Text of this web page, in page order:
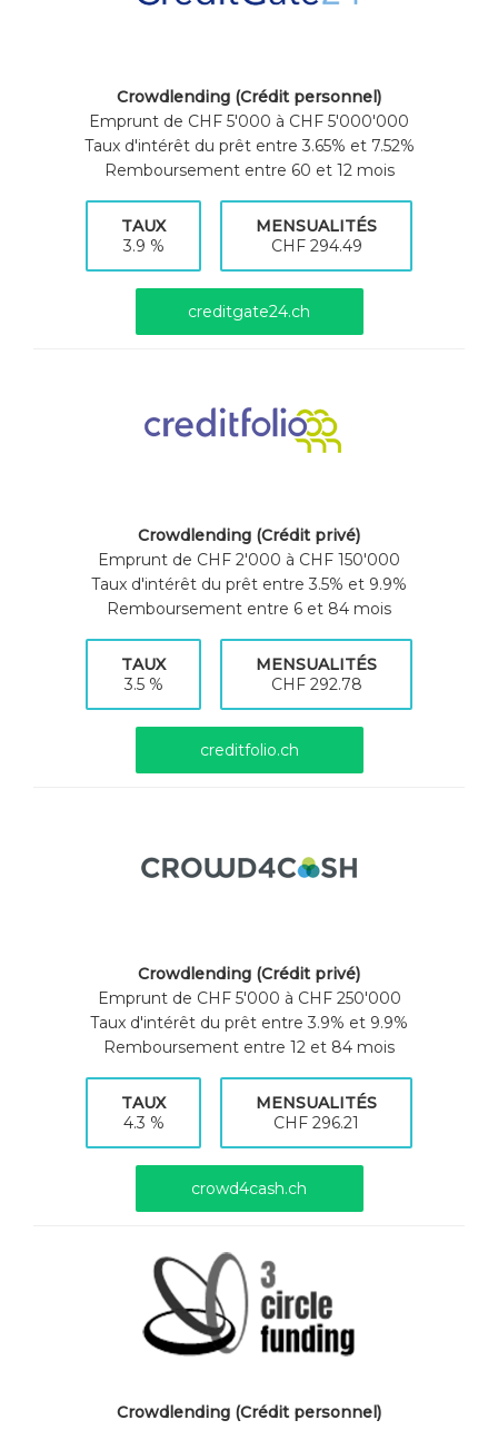
Crowdlending (Crédit personnel)
Emprunt de CHF 5'000 à CHF 5'000'000
Taux d'intérêt du prêt entre 3.65% et 7.52%
Remboursement entre 60 et 12 mois
TAUX
3.9 %
MENSUALITÉS
CHF 294.49
creditgate24.ch
Crowdlending (Crédit privé)
Emprunt de CHF 2'000 à CHF 150'000
Taux d'intérêt du prêt entre 3.5% et 9.9%
Remboursement entre 6 et 84 mois
TAUX
3.5 %
MENSUALITÉS
CHF 292.78
creditfolio.ch
Crowdlending (Crédit privé)
Emprunt de CHF 5'000 à CHF 250'000
Taux d'intérêt du prêt entre 3.9% et 9.9%
Remboursement entre 12 et 84 mois
TAUX
4.3 %
MENSUALITÉS
CHF 296.21
crowd4cash.ch
Crowdlending (Crédit personnel)